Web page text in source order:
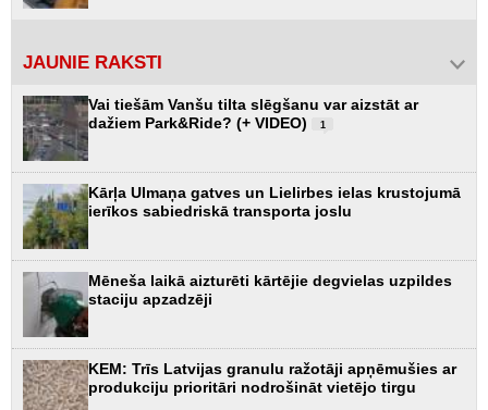
JAUNIE RAKSTI
Vai tiešām Vanšu tilta slēgšanu var aizstāt ar
dažiem Park&Ride? (+ VIDEO)
1
Kārļa Ulmaņa gatves un Lielirbes ielas krustojumā
ierīkos sabiedriskā transporta joslu
Mēneša laikā aizturēti kārtējie degvielas uzpildes
staciju apzadzēji
KEM: Trīs Latvijas granulu ražotāji apņēmušies ar
produkciju prioritāri nodrošināt vietējo tirgu